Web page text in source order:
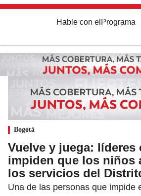
Hable con el Programa
Bogotá
Vuelve y juega: líderes
impiden que los niños
los servicios del
Una de las personas que impide